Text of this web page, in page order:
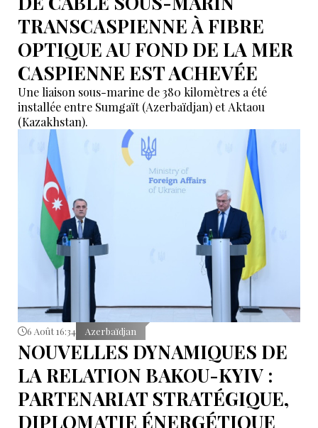
TRANSCASPIENNE À FIBRE
OPTIQUE AU FOND DE LA MER
CASPIENNE EST ACHEVÉE
Une liaison sous-marine de 380 kilomètres a été
installée entre Sumgaït (Azerbaïdjan) et Aktaou
(Kazakhstan).
6 Août 16:34 Azerbaïdjan
NOUVELLES DYNAMIQUES DE
LA RELATION BAKOU-KYIV :
PARTENARIAT STRATÉGIQUE,
DIPLOMATIE ÉNERGÉTIQUE